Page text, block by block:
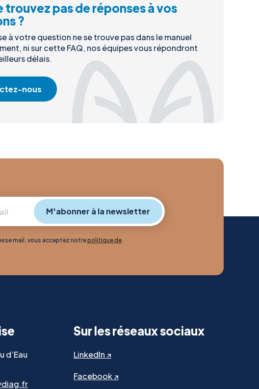
trouvez pas de réponses à vos
?
à votre question ne se trouve pas dans le manuel
ni sur cette FAQ, nos équipes vous répondront
délais.
nous
mail, vous acceptez notrepolitique de
d’Eau
Sur les réseaux sociaux
LinkedIn ↗
Facebook ↗